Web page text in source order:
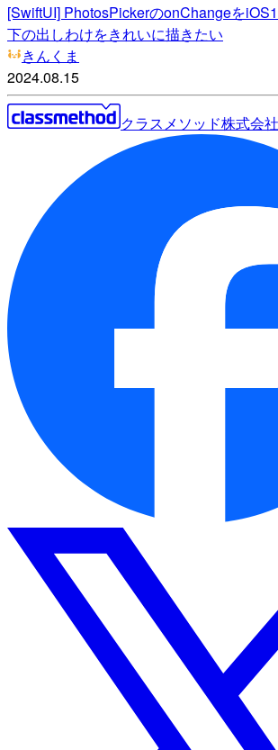
[SwiftUI] PhotosPickerのonChangeを
下の出しわけをきれいに描きたい
きんくま
2024.08.15
クラスメソッド株式会社